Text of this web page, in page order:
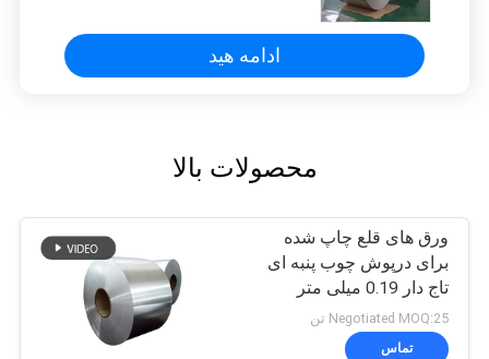
ادامه هید
محصولات بالا
ورق های قلع چاپ شده
برای درپوش چوب پنبه ای
تاج دار 0.19 میلی متر
TFS
Negotiated MOQ:25 تن
تماس